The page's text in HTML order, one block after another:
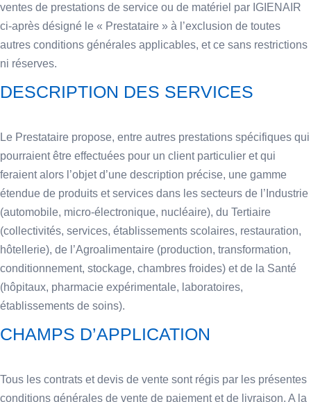
ventes de prestations de service ou de matériel par IGIENAIR
ci-après désigné le « Prestataire » à l’exclusion de toutes
autres conditions générales applicables, et ce sans restrictions
ni réserves.
DESCRIPTION DES SERVICES
Le Prestataire propose, entre autres prestations spécifiques qui
pourraient être effectuées pour un client particulier et qui
feraient alors l’objet d’une description précise, une gamme
étendue de produits et services dans les secteurs de l’Industrie
(automobile, micro-électronique, nucléaire), du Tertiaire
(collectivités, services, établissements scolaires, restauration,
hôtellerie), de l’Agroalimentaire (production, transformation,
conditionnement, stockage, chambres froides) et de la Santé
(hôpitaux, pharmacie expérimentale, laboratoires,
établissements de soins).
CHAMPS D’APPLICATION
Tous les contrats et devis de vente sont régis par les présentes
conditions générales de vente de paiement et de livraison. A la